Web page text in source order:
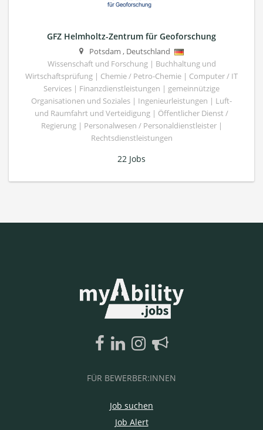
GFZ Helmholtz-Zentrum für Geoforschung
Potsdam , Deutschland
Wissenschaft und Forschung | Buchhaltung und
Wirtschaftsprüfung | Chemie / Petro-Chemie | Computer / IT
Services | Finanzdienstleistungen | gemeinnützige
Organisationen und Soziales | Ingenieurleistungen | Luft-
und Raumfahrt und Verteidigung | Öffentlicher Dienst /
Regierung | Personalwesen / Personaldienstleister |
Rechtsdienstleistungen
22 Jobs
FÜR BEWERBER:INNEN
Job suchen
Job Alert